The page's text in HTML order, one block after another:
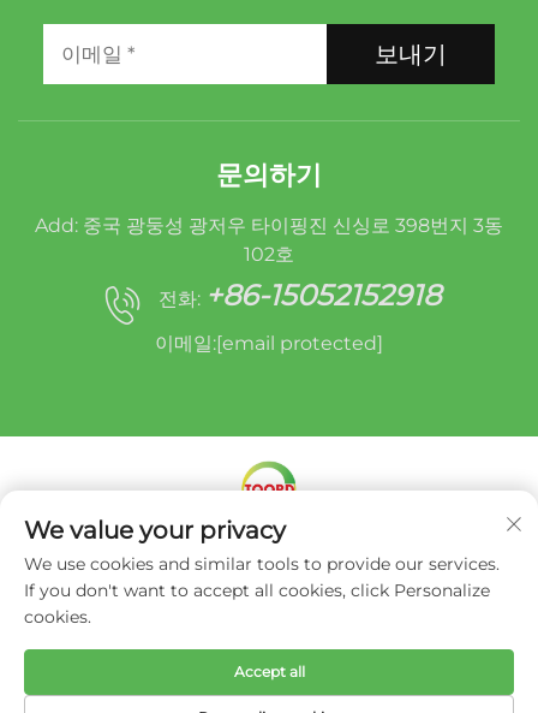
보내기
문의하기
Add: 중국 광둥성 광저우 타이핑진 신싱로 398번지 3동
102호
전화: +86-15052152918
이메일:[email protected]
Copyright © 미라클 오루이드(광저우) 오토 파츠 리매
뉴팩처링 유한회사 - 개인정보 처리방침
We value your privacy
We use cookies and similar tools to provide our services.
If you don't want to accept all cookies, click Personalize
cookies.
Accept all